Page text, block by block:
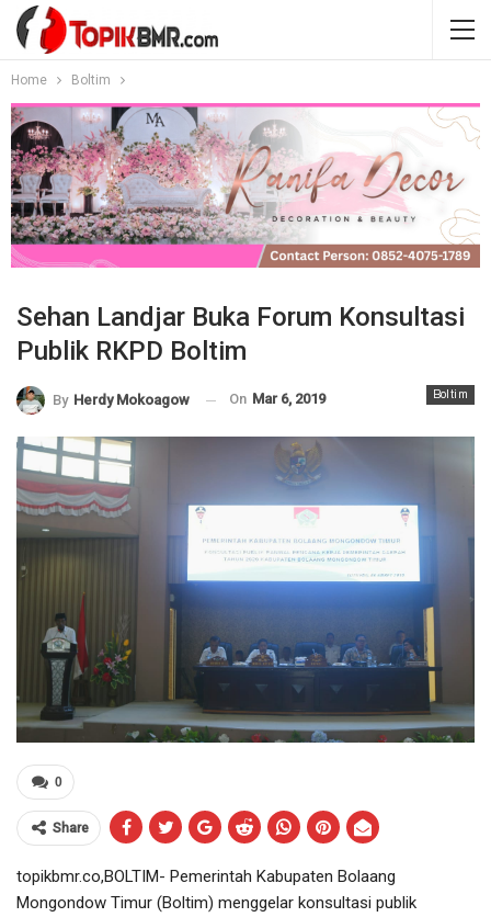
Home Boltim
Sehan Landjar Buka Forum Konsultasi
Publik RKPD Boltim
Boltim
By Herdy Mokoagow On Mar 6, 2019
0
Share
topikbmr.co,BOLTIM- Pemerintah Kabupaten Bolaang
Mongondow Timur (Boltim) menggelar konsultasi publik